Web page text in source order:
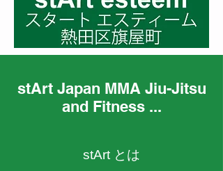
stArt Japan MMA Jiu-Jitsu
and Fitness ...
stArt とは